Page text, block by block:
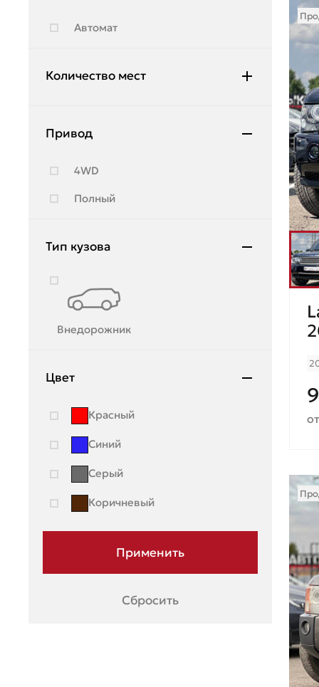
Lincoln
Mercedes-Benz
Moskvich
Nissan
OMODA
Автомат
Количество мест
7
Привод
4WD
Полный
Тип кузова
Внедорожник
Цвет
Красный
Синий
Серый
Коричневый
Сбросить